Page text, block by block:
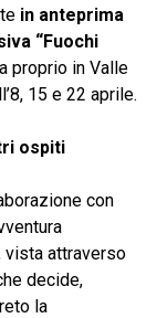
in anteprima
“Fuochi
proprio in Valle
15 e 22 aprile.
ospiti
con
vista attraverso
decide,
la